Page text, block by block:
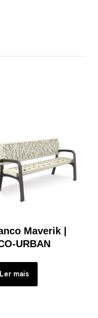
Maverik |
URBAN
Ler mais